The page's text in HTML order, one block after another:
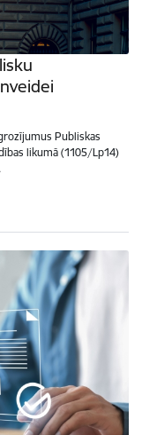
Publiskas
likumā (1105/Lp14)